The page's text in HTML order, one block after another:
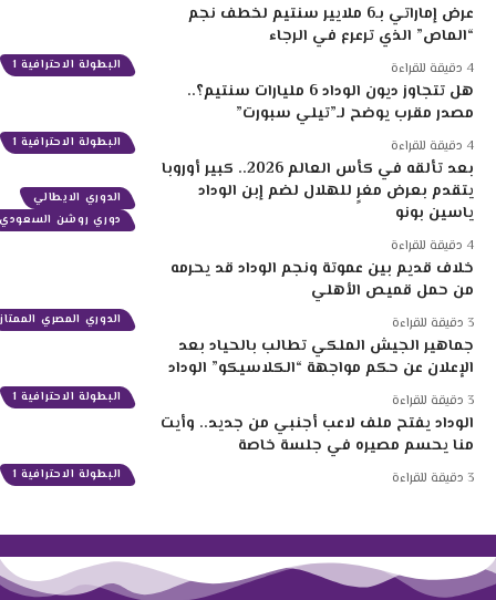
البطولة الاحترافية 1
عرض إماراتي بـ6 ملايير سنتيم لخطف نجم
“الماص” الذي ترعرع في الرجاء
البطولة الاحترافية 1
هل تتجاوز ديون الوداد 6 مليارات سنتيم؟..
مصدر مقرب يوضح لـ”تيلي سبورت”
الدوري الايطالي
دوري روشن السعودي
بعد تألقه في كأس العالم 2026.. كبير أوروبا
يتقدم بعرض مغرٍ للهلال لضم إبن الوداد
ياسين بونو
الدوري المصري الممتاز
خلاف قديم بين عموتة ونجم الوداد قد يحرمه
من حمل قميص الأهلي
البطولة الاحترافية 1
جماهير الجيش الملكي تطالب بالحياد بعد
الإعلان عن حكم مواجهة “الكلاسيكو” الوداد
البطولة الاحترافية 1
الوداد يفتح ملف لاعب أجنبي من جديد.. وأيت
منا يحسم مصيره في جلسة خاصة